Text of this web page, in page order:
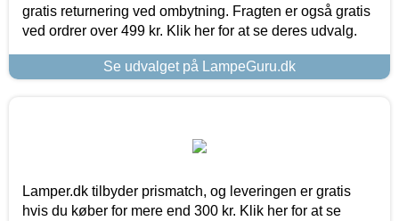
gratis returnering ved ombytning. Fragten er også gratis
ved ordrer over 499 kr. Klik her for at se deres udvalg.
Se udvalget på LampeGuru.dk
Lamper.dk tilbyder prismatch, og leveringen er gratis
hvis du køber for mere end 300 kr. Klik her for at se